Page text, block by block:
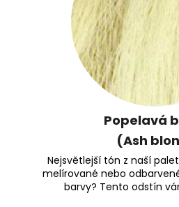
Popelavá
(Ash
Nejsvětlejší tón z naší
melírované nebo
barvy? Tento odstín